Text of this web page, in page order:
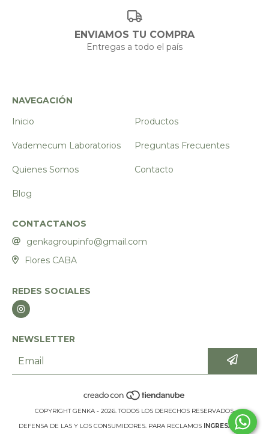
ENVIAMOS TU COMPRA
Entregas a todo el país
NAVEGACIÓN
Inicio
Productos
Vademecum Laboratorios Preguntas Frecuentes
Quienes Somos Contacto
Blog
CONTACTANOS
genkagroupinfo@gmail.com
Flores CABA
REDES SOCIALES
NEWSLETTER
COPYRIGHT GENKA - 2026. TODOS LOS DERECHOS RESERVADOS.
DEFENSA DE LAS Y LOS CONSUMIDORES. PARA RECLAMOS
INGRESÁ ACÁ.